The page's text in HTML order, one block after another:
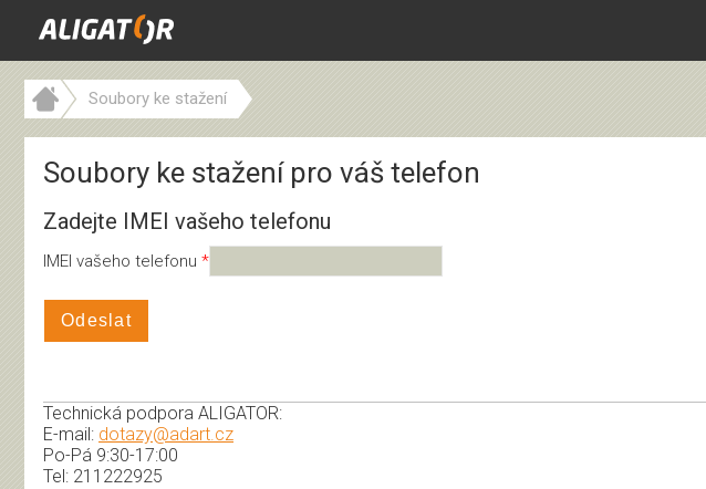
Soubory ke stažení
Soubory ke stažení pro váš telefon
Zadejte IMEI vašeho telefonu
IMEI vašeho telefonu
Odeslat
Technická podpora ALIGATOR:
E-mail: dotazy@adart.cz
Po-Pá 9:30-17:00
Tel: 211222925